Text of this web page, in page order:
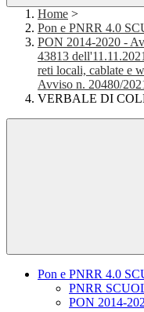
Home >
Pon e PNRR 4.0
PON 2014-2020 -
43813
reti locali, cablate e
Avviso n. 20480/
VERBALE DI
Pon e PNRR 4.0
PNRR
PON 2014-